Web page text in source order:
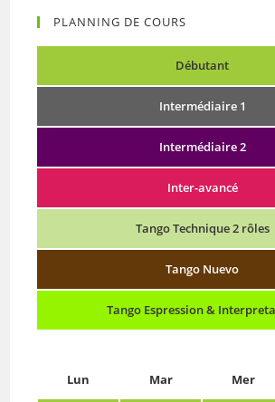
PLANNING DE COURS
Débutant
Intermédiaire 1
Intermédiaire 2
Inter-avancé
Tango Technique 2 rôles
Tango Nuevo
Tango Espression &
Lun Mar Mer